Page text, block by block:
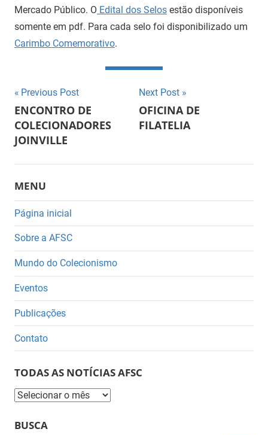
Mercado Público. O Edital dos Selos estão disponíveis
somente em pdf. Para cada selo foi disponibilizado um
Carimbo Comemorativo.
Navegação
de
Post
Previous Post
ENCONTRO DE
COLECIONADORES
JOINVILLE
Next Post
OFICINA DE
FILATELIA
MENU
Página inicial
Sobre a AFSC
Mundo do Colecionismo
Eventos
Publicações
Contato
TODAS AS NOTÍCIAS AFSC
Todas
Notícias
BUSCA